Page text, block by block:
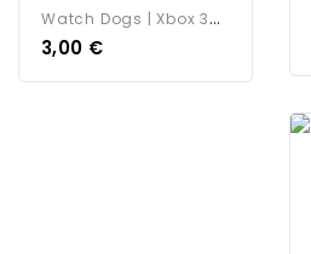
W
Atch Dogs | Xbox 360
3,00 €